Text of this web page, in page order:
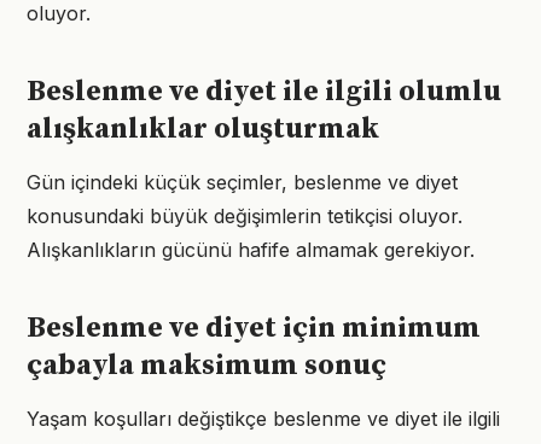
oluyor.
Beslenme ve diyet ile ilgili olumlu
alışkanlıklar oluşturmak
Gün içindeki küçük seçimler, beslenme ve diyet
konusundaki büyük değişimlerin tetikçisi oluyor.
Alışkanlıkların gücünü hafife almamak gerekiyor.
Beslenme ve diyet için minimum
çabayla maksimum sonuç
Yaşam koşulları değiştikçe beslenme ve diyet ile ilgili